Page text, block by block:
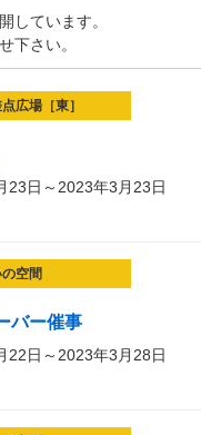
しています。
下さい。
広場［東］
23日～2023年3月23日
空間
バー催事
22日～2023年3月28日